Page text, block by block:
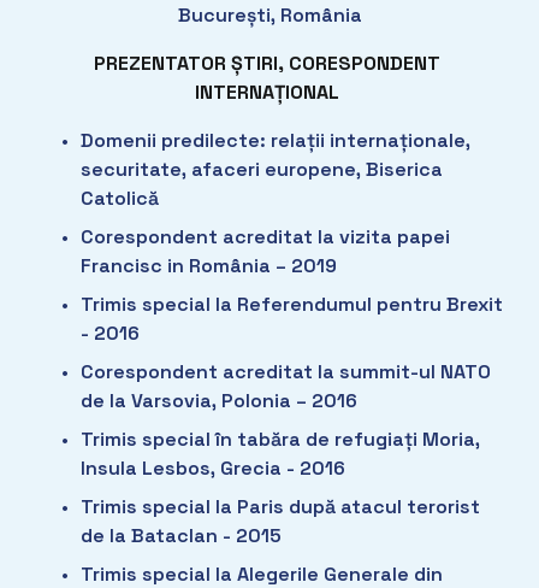
București, România
PREZENTATOR ȘTIRI, CORESPONDENT
INTERNAȚIONAL
Domenii predilecte: relații internaționale,
securitate, afaceri europene, Biserica
Catolică
Corespondent acreditat la vizita papei
Francisc in România – 2019
Trimis special la Referendumul pentru Brexit
- 2016
Corespondent acreditat la summit-ul NATO
de la Varsovia, Polonia – 2016
Trimis special în tabăra de refugiați Moria,
Insula Lesbos, Grecia - 2016
Trimis special la Paris după atacul terorist
de la Bataclan - 2015
Trimis special la Alegerile Generale din